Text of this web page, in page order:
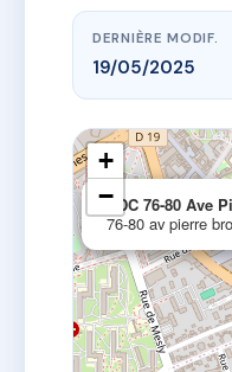
DERNIÈRE MODIF.
19/05/2025
SDC 76-80 Ave
76-80 av pierre
+
−